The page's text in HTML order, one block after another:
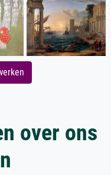
over ons